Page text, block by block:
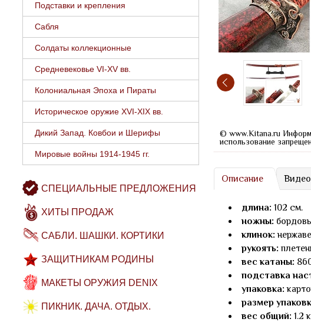
Подставки и крепления
Сабля
Солдаты коллекционные
Средневековье VI-XV вв.
Колониальная Эпоха и Пираты
Историческое оружие XVI-XIX вв.
Дикий Запад. Ковбои и Шерифы
Мировые войны 1914-1945 гг.
СПЕЦИАЛЬНЫЕ ПРЕДЛОЖЕНИЯ
ХИТЫ ПРОДАЖ
САБЛИ. ШАШКИ. КОРТИКИ
ЗАЩИТНИКАМ РОДИНЫ
МАКЕТЫ ОРУЖИЯ DENIX
ПИКНИК. ДАЧА. ОТДЫХ.
© www.Kitana.ru
использование
Описание
длина: 102 см.
ножны:
клинок:
рукоять:
вес катаны:
подставка
упаковка:
размер
вес общий: 1.2